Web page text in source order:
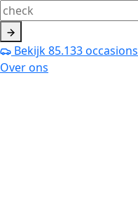
Bekijk85.133occasions
Over ons